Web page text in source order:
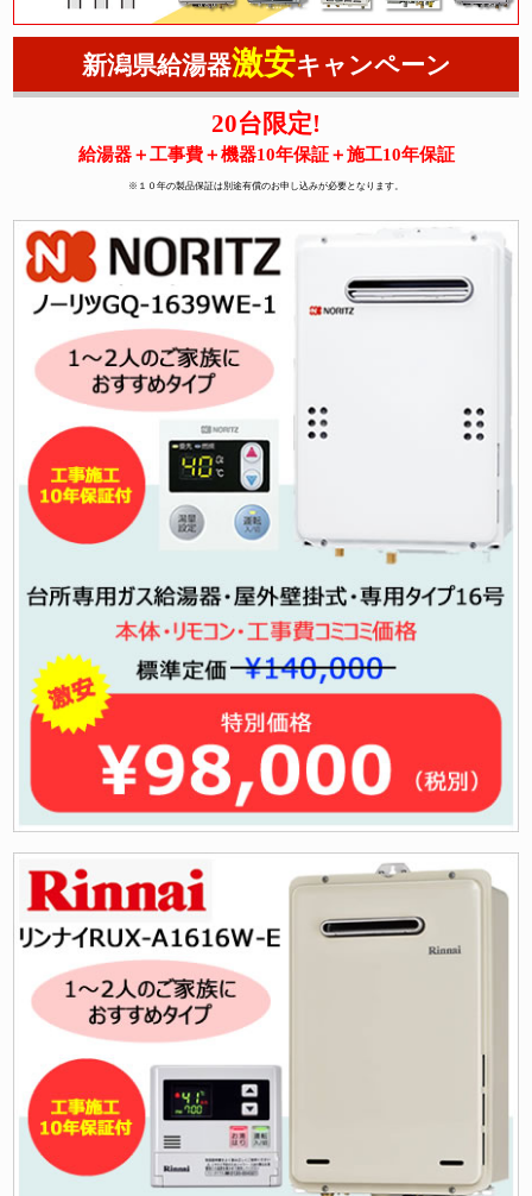
新潟県給湯器激安キャンペーン
20台限定!
給湯器＋工事費＋機器10年保証＋施工10年保証
※１０年の製品保証は別途有償のお申し込みが必要となります。